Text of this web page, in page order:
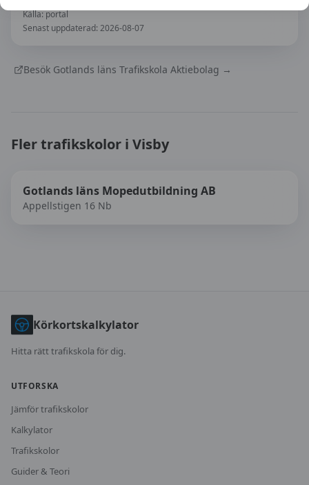
Källa:portal
Senast uppdaterad: 2026-08-07
Besök Gotlands läns Trafikskola Aktiebolag →
Fler trafikskolor i Visby
Gotlands läns Mopedutbildning AB
Appellstigen 16 Nb
Körkortskalkylator
Hitta rätt trafikskola för dig.
UTFORSKA
Jämför trafikskolor
Kalkylator
Trafikskolor
Guider & Teori